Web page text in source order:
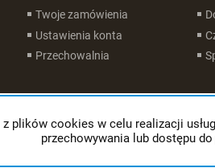
plików cookies w celu realizacji
przechowywania lub dostępu
Twoje zamówienia
Ustawienia konta
Przechowalnia